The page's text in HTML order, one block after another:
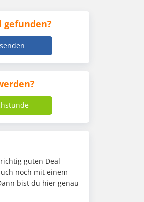
gefunden?
guten Deal
noch mit einem
bist du hier genau